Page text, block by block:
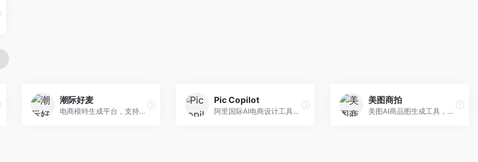
潮际好麦
电商模特生成平台，支持AI虚拟模特创作。面向服装和配饰电商，提供模特试穿、商品展示、营销素材生成等服务，模特形象可定制。
Pic Copilot
阿里国际AI电商设计工具，专注于跨境电商。面向跨境电商卖家，提供商品图优化、营销海报生成、多语言适配等服务，海外市场适配性强。
美图商拍
美图AI商品图生成工具，整合美图生态。面向电商卖家，提供商品图美化、模特替换、场景生成等服务，移动端操作便捷。